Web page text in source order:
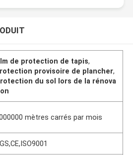
de protection de tapis,
provisoire de plancher,
du sol lors de la rénova
mètres carrés par mois